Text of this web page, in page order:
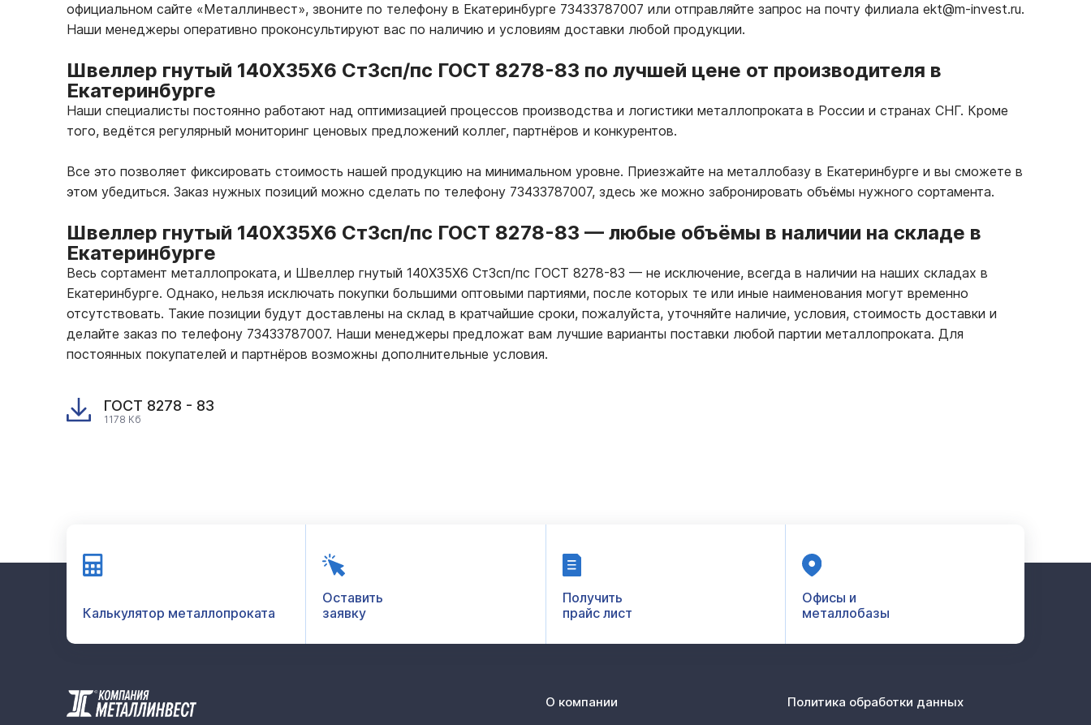
официальном сайте «Металлинвест», звоните по телефону в Екатеринбурге 73433787007 или отправляйте запрос на почту филиала ekt@m-invest.ru.
Наши менеджеры оперативно проконсультируют вас по наличию и условиям доставки любой продукции.
Швеллер гнутый 140Х35Х6 Ст3сп/пс ГОСТ 8278-83 по лучшей цене от производителя в
Екатеринбурге
Наши специалисты постоянно работают над оптимизацией процессов производства и логистики металлопроката в России и странах СНГ. Кроме
того, ведётся регулярный мониторинг ценовых предложений коллег, партнёров и конкурентов.
Все это позволяет фиксировать стоимость нашей продукцию на минимальном уровне. Приезжайте на металлобазу в Екатеринбурге и вы сможете в
этом убедиться. Заказ нужных позиций можно сделать по телефону 73433787007, здесь же можно забронировать объёмы нужного сортамента.
Швеллер гнутый 140Х35Х6 Ст3сп/пс ГОСТ 8278-83 — любые объёмы в наличии на складе в
Екатеринбурге
Весь сортамент металлопроката, и Швеллер гнутый 140Х35Х6 Ст3сп/пс ГОСТ 8278-83 — не исключение, всегда в наличии на наших складах в
Екатеринбурге. Однако, нельзя исключать покупки большими оптовыми партиями, после которых те или иные наименования могут временно
отсутствовать. Такие позиции будут доставлены на склад в кратчайшие сроки, пожалуйста, уточняйте наличие, условия, стоимость доставки и
делайте заказ по телефону 73433787007. Наши менеджеры предложат вам лучшие варианты поставки любой партии металлопроката. Для
постоянных покупателей и партнёров возможны дополнительные условия.
ГОСТ 8278 - 83
1178 Кб
Калькулятор металлопроката
Оставить
заявку
Получить
прайс лист
Офисы и
металлобазы
О компании
Политика обработки данных